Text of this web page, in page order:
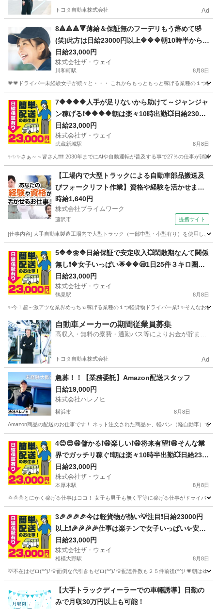
トヨタ自動車株式会社 Ad
8🔺🔺🔺🔻薄給＆保証無のフーデリもう辞めて🤣
(笑)此方は日給23000円以上🔷🔷🔷朝10時半から出
勤❗️弊社は週休２日🌸安定収入で女子いっぱい🎉さ
ぁ～集まれ～🎵
日給23,000円
株式会社ザ・ウェイ
川和町駅 8月8日
💗💗ドライバー未経験女子が続々と・・・ これからもっともっと稼げる業種の１つ軽
川和町駅 配送 ネットスーパー
7🔶🔶🔶🔶人手が足りないから助けて～ジャンジャ
ン稼げる❗️🔶🔶🔶🔶朝は楽々10時出勤💥日給23000
円以上❗️事業拡大につき大量募集❗️❗️❗️
日給23,000円
株式会社ザ・ウェイ
武蔵新城駅 8月8日
✨✨✨さぁ～～皆さん❗️❗️❗️ 2030年までにAIや自動運転が普及する事で27％の仕事が消
武蔵新城駅 配送 ネットスーパー
【工場内で大型トラックによる自動車部品搬送及
びフォークリフト作業】資格や経験を活かせま
す！
時給1,640円
株式会社プライムワーク
藤沢市 提携サイト
[仕事内容] 大手自動車製造工場内で大型トラック（一部中型・小型有り）を使用
ドライバー
5🔷🔷🌼🔷日給保証で安定収入💥閑散期なんて関係
無し❗🔷女子いっぱい🌟🔷🔷😄1日25件３キロ圏内
の配送❗️朝10：30出勤で2.3万円以上を楽々GET✨
✨✨
日給23,000円
株式会社ザ・ウェイ
鶴見駅 8月8日
✨今！超～激アツな業界めっちゃ稼げる業種の１つ軽貨物ドライバー業❗️ ✨そんなお
神奈川 横浜市 鶴見駅 配送 ネットスーパー
自動車メーカーの期間従業員募集
高収入・無料の寮費・通勤バス等によりお金が貯まり
トヨタ自動車株式会社 Ad
急募！！【業務委託】Amazon配送スタッフ
日給19,000円
株式会社ハレノヒ
横浜市 8月8日
Amazon商品の配送のお仕事です！ ネット注文された商品を、軽バン（軽自動車）で
配送 スタッフ
4😊😊😄儲かる❗️😄楽しい❗️😄将来有望❗️😄そんな業
界でガッチリ稼ぐ❗️朝は楽々10時半出勤💥日給230
00円以上❗️事業拡大につき大量募集❗️❗️❗️
日給23,000円
株式会社ザ・ウェイ
本厚木駅 8月8日
🌞🌞🌞とにかく稼げる仕事はココ！ 女子も男子も無く平等に稼げる仕事がドライバ
本厚木駅 ドライバー ネットスーパー
3🎉🎉🎉🎉今は軽貨物が熱い💡注目❗️日給23000円
以上❗️🎉🎉🎉🎉仕事は楽チンで女子いっぱい✨安定
収入😄完全週休2日制だよ💗
日給23,000円
株式会社ザ・ウェイ
相模大野駅 8月8日
💡不在はゼロ(^^)/ 💡面倒な代引きもゼロ(^^)/ 💡配達件数も２５件前後(^^)/ 💗朝はゆ
相模原市 相模大野駅 ドライバー ネットスーパー
【大手トラックディーラーでの車輛誘導】日勤の
みで月収30万円以上も可能！